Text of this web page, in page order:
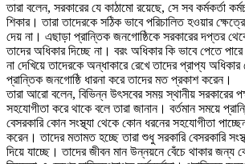
তারা বলেন, সরকারের যে কাঠামো রয়েছে, সে সব কর্মকর্তা
শিকার। তারা তাদেরকে সঠিক ভাবে পরিচালিত হওয়ার
দেয় না। এছাড়া প্রান্তিক জনগোষ্ঠিকে সরকারের দপ্তর
তাদের অধিকার দিচ্ছে না। বরং অধিকার কি ভাবে পেতে
না দেখিয়ে তাদেরকে অন্ধাকারে রেখে তাদের প্রাপ্য
প্রান্তিক জনগোষ্ঠি ধারনা করে তাদের মত প্রকাশ করেন।
তারা আরো বলেন, বিভিন্ন উৎসবের সময় স্থানীয় সরকারের
সহযোগীতা করে থাকে বলে তারা জানান। বর্তমান সময়ে
বেসরকারি কোন সংস্থ্যা থেকে কোন ধরনের সহযোগীতা
করেন। তাদের মতামত হচ্ছে তারা শুধু সরকারি বেসরকারি
দিয়ে যাচ্ছে। তাদের জীবন মান উন্নয়নে বেঁচে থাকার জন্য